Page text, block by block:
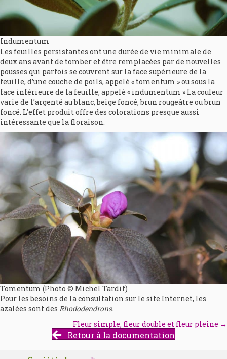
Indumentum
Les feuilles persistantes ont une durée de vie minimale de
deux ans avant de tomber et être remplacées par de nouvelles
pousses qui parfois se couvrent sur la face supérieure de la
feuille, d’une couche de poils, appelé « tomentum » ou sous la
face inférieure de la feuille, appelé « indumentum » La couleur
varie de l’argenté au blanc, beige foncé, brun rougeâtre ou brun
foncé. L’effet produit offre des colorations presque aussi
intéressante que la floraison.
Tomentum (Photo © Michel Tardif)
Pour les besoins de la consultation sur le site Internet, les
azalées sont des Rhododendrons.
Fleur simple, fleur double et fleur pleine →
Retour à la documentation